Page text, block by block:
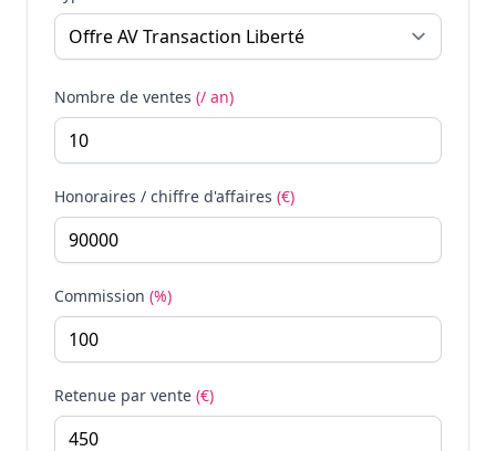
Nombre de ventes (/ an)
Honoraires / chiffre d'affaires (€)
Commission (%)
Retenue par vente (€)